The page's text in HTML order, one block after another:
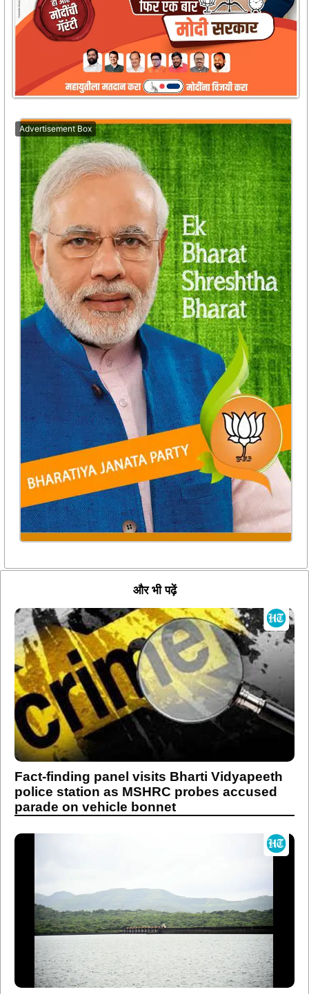
Advertisement Box
और भी पढ़ें
Fact-finding panel visits Bharti Vidyapeeth
police station as MSHRC probes accused
parade on vehicle bonnet